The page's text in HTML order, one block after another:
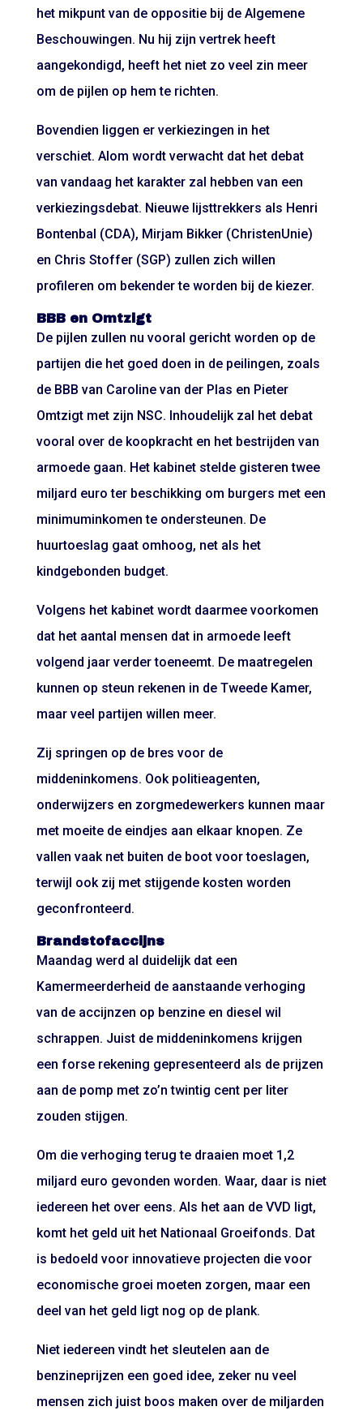
het mikpunt van de oppositie bij de Algemene
Beschouwingen. Nu hij zijn vertrek heeft
aangekondigd, heeft het niet zo veel zin meer
om de pijlen op hem te richten.
Bovendien liggen er verkiezingen in het
verschiet. Alom wordt verwacht dat het debat
van vandaag het karakter zal hebben van een
verkiezingsdebat. Nieuwe lijsttrekkers als Henri
Bontenbal (CDA), Mirjam Bikker (ChristenUnie)
en Chris Stoffer (SGP) zullen zich willen
profileren om bekender te worden bij de kiezer.
BBB en Omtzigt
De pijlen zullen nu vooral gericht worden op de
partijen die het goed doen in de peilingen, zoals
de BBB van Caroline van der Plas en Pieter
Omtzigt met zijn NSC. Inhoudelijk zal het debat
vooral over de koopkracht en het bestrijden van
armoede gaan. Het kabinet stelde gisteren twee
miljard euro ter beschikking om burgers met een
minimuminkomen te ondersteunen. De
huurtoeslag gaat omhoog, net als het
kindgebonden budget.
Volgens het kabinet wordt daarmee voorkomen
dat het aantal mensen dat in armoede leeft
volgend jaar verder toeneemt. De maatregelen
kunnen op steun rekenen in de Tweede Kamer,
maar veel partijen willen meer.
Zij springen op de bres voor de
middeninkomens. Ook politieagenten,
onderwijzers en zorgmedewerkers kunnen maar
met moeite de eindjes aan elkaar knopen. Ze
vallen vaak net buiten de boot voor toeslagen,
terwijl ook zij met stijgende kosten worden
geconfronteerd.
Brandstofaccijns
Maandag werd al duidelijk dat een
Kamermeerderheid de aanstaande verhoging
van de accijnzen op benzine en diesel wil
schrappen. Juist de middeninkomens krijgen
een forse rekening gepresenteerd als de prijzen
aan de pomp met zo’n twintig cent per liter
zouden stijgen.
Om die verhoging terug te draaien moet 1,2
miljard euro gevonden worden. Waar, daar is niet
iedereen het over eens. Als het aan de VVD ligt,
komt het geld uit het Nationaal Groeifonds. Dat
is bedoeld voor innovatieve projecten die voor
economische groei moeten zorgen, maar een
deel van het geld ligt nog op de plank.
Niet iedereen vindt het sleutelen aan de
benzineprijzen een goed idee, zeker nu veel
mensen zich juist boos maken over de miljarden